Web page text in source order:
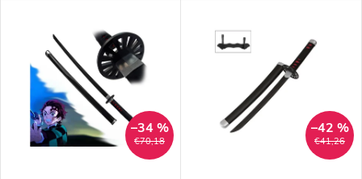
€70,18
–34 %
€41,26
–42 %